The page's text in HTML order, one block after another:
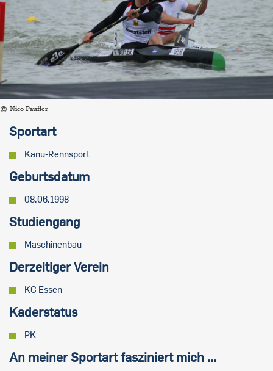
Nico Paufler
Sportart
Kanu-Rennsport
Geburtsdatum
08.06.1998
Studiengang
Maschinenbau
Derzeitiger Verein
KG Essen
Kaderstatus
PK
An meiner Sportart fasziniert mich ...